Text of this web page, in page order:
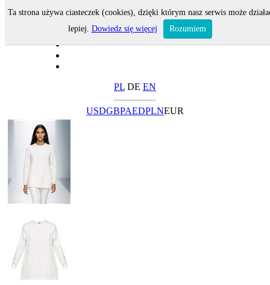
PL DE EN
USDGBPAEDPLNEUR
Ta strona używa ciasteczek (cookies), dzięki którym nasz serwis może
lepiej. Dowiedz się więcej Rozumiem